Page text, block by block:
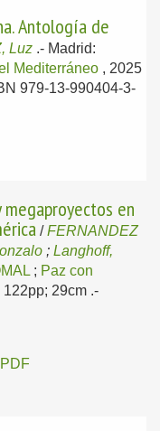
Antología de
Luz .- Madrid:
Mediterráneo , 2025
979-13-990404-3-
megaproyectos en
/FERNANDEZ
; Langhoff,
; Paz con
122pp; 29cm .-